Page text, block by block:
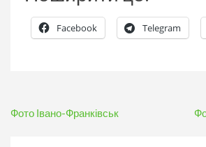
Facebook Telegram
Навігація
Фото Івано-Франківськ